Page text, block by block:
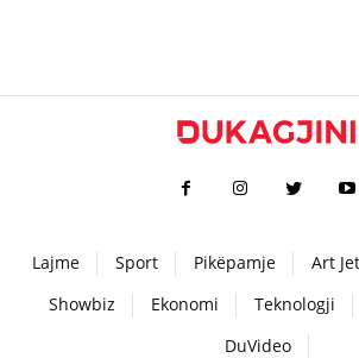
Lajme Sport Pikëpamje Art
Showbiz
Ekonomi Teknologji
DuVideo